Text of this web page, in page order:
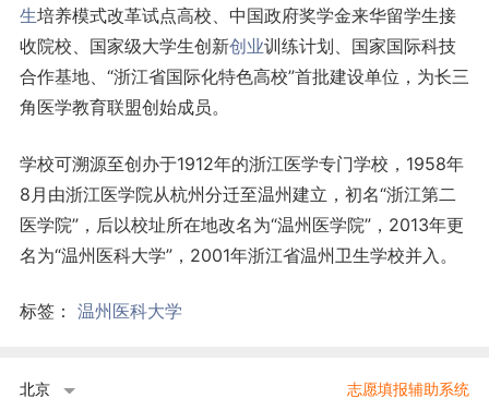
生培养模式改革试点高校、中国政府奖学金来华留学生接
收院校、国家级大学生创新创业训练计划、国家国际科技
合作基地、“浙江省国际化特色高校”首批建设单位，为长三
角医学教育联盟创始成员。
学校可溯源至创办于1912年的浙江医学专门学校，1958年
8月由浙江医学院从杭州分迁至温州建立，初名“浙江第二
医学院”，后以校址所在地改名为“温州医学院”，2013年更
名为“温州医科大学”，2001年浙江省温州卫生学校并入。
标签： 温州医科大学
北京 志愿填报辅助系统